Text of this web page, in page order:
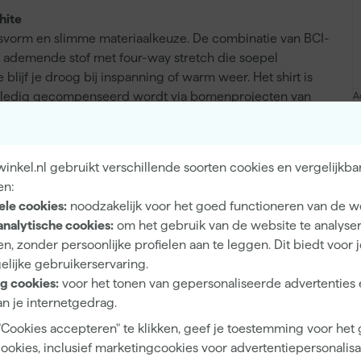
gebruikt verschillende soorten cookies en
cookies: noodzakelijk voor het goed functioneren van de
cookies: om het gebruik van de website te
zonder persoonlijke profielen aan te leggen. Dit biedt voor
gebruikerservaring.
cookies: voor het tonen van gepersonaliseerde advertenties
je internetgedrag.
accepteren" te klikken, geef je toestemming voor het
inclusief marketingcookies voor
en slimme materiaalkeuze. De combinatie van BCI-
stof met four-way stretch die soepel
je droog bij inspanning of warm weer. Het shirt is
gecompenseerd wordt via bomenprojecten van
zwaar te zijn. Je kunt het wassen op 40 graden,
op lage temperatuur. Dit model in navy met graphite
Unisex
S